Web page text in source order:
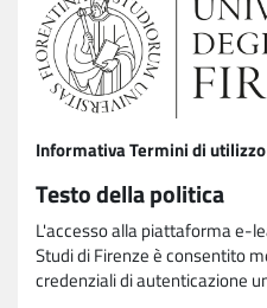
Informativa Termini di
Testo della politica
L'accesso alla piattaforma e-
Studi di Firenze è consentito
credenziali di autenticazione